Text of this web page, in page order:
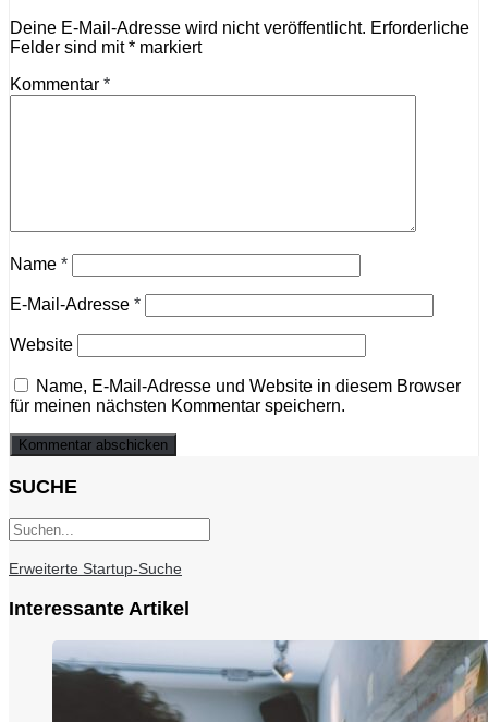
Deine E-Mail-Adresse wird nicht veröffentlicht. Erforderliche
Felder sind mit* markiert
Kommentar *
Name *
E-Mail-Adresse *
Website
Name, E-Mail-Adresse und Website in diesem Browser
für meinen nächsten Kommentar speichern.
SUCHE
Erweiterte Startup-Suche
Interessante Artikel